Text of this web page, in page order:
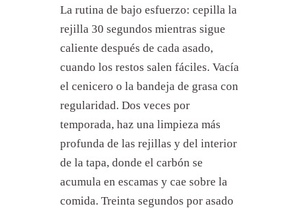
La rutina de bajo esfuerzo: cepilla la
rejilla 30 segundos mientras sigue
caliente después de cada asado,
cuando los restos salen fáciles. Vacía
el cenicero o la bandeja de grasa con
regularidad. Dos veces por
temporada, haz una limpieza más
profunda de las rejillas y del interior
de la tapa, donde el carbón se
acumula en escamas y cae sobre la
comida. Treinta segundos por asado